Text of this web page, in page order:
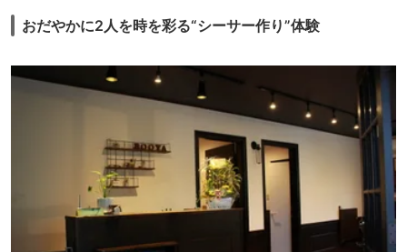
おだやかに2人を時を彩る“シーサー作り”体験